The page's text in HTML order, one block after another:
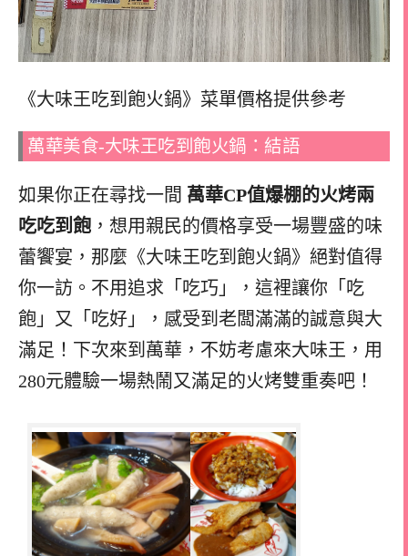
《大味王吃到飽火鍋》菜單價格提供參考
萬華美食-大味王吃到飽火鍋：結語
如果你正在尋找一間 萬華CP值爆棚的火烤兩
吃吃到飽 ，想用親民的價格享受一場豐盛的味
蕾饗宴，那麼《大味王吃到飽火鍋》絕對值得
你一訪。不用追求「吃巧」，這裡讓你「吃
飽」又「吃好」，感受到老闆滿滿的誠意與大
滿足！下次來到萬華，不妨考慮來大味王，用
280元體驗一場熱鬧又滿足的火烤雙重奏吧！